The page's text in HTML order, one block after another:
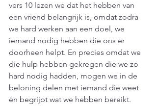
vers 10 lezen we dat het hebben van
een vriend belangrijk is, omdat zodra
we hard werken aan een doel, we
iemand nodig hebben die ons er
doorheen helpt. En precies omdat we
die hulp hebben gekregen die we zo
hard nodig hadden, mogen we in de
beloning delen met iemand die weet
én begrijpt wat we hebben bereikt.